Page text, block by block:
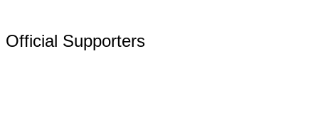
Official Supporters